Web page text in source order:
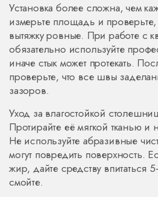
Установка более сложна, чем
измерьте площадь и проверьте,
вытяжку ровные. При работе с
обязательно используйте
иначе стык может протекать.
проверьте, что все швы
зазоров.
Уход за влагостойкой
Протирайте её мягкой тканью
Не используйте абразивные
могут повредить поверхность.
жир, дайте средству впитаться
смойте.